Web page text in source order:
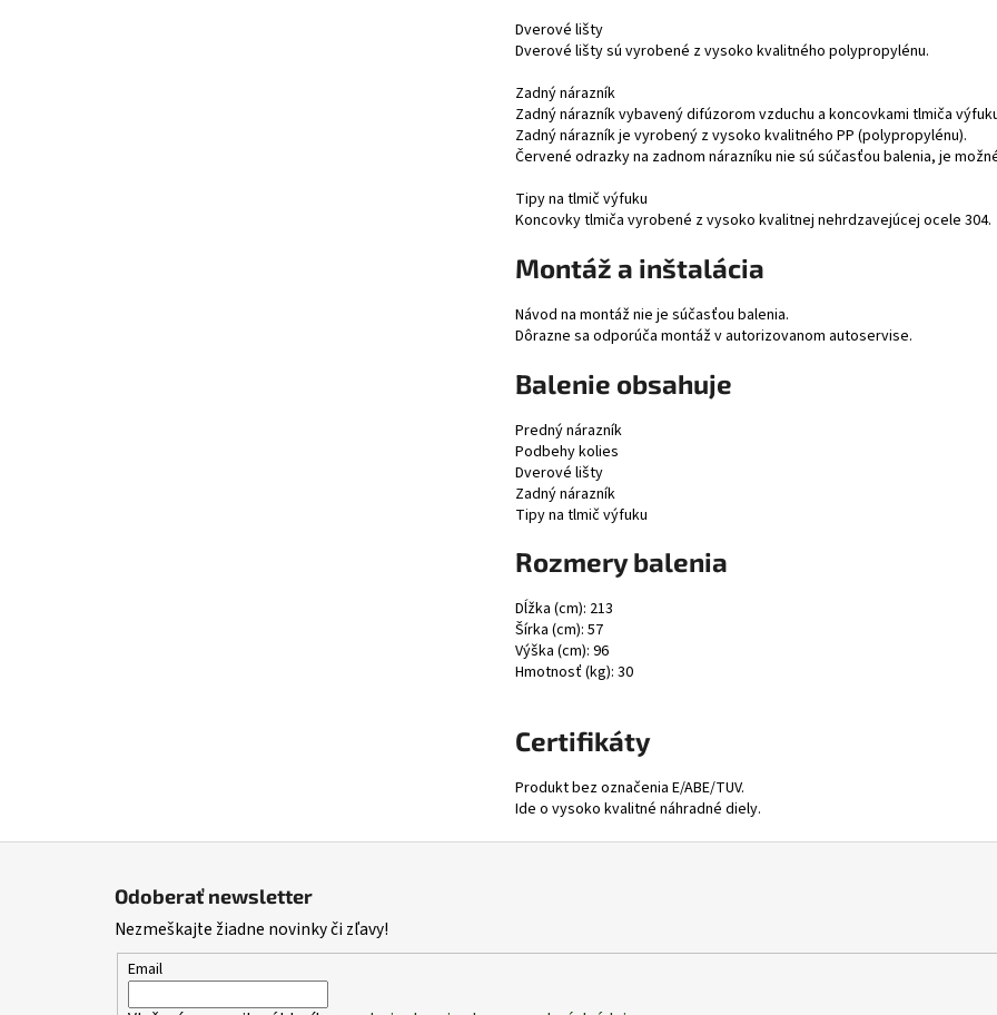
Dverové lišty
Dverové lišty sú vyrobené z vysoko kvalitného polypropylénu.
Zadný nárazník
Zadný nárazník vybavený difúzorom vzduchu a koncovkami tlmiča
Zadný nárazník je vyrobený z vysoko kvalitného PP (polypropylénu).
Červené odrazky na zadnom nárazníku nie sú súčasťou balenia, je
Tipy na tlmič výfuku
Koncovky tlmiča vyrobené z vysoko kvalitnej nehrdzavejúcej ocele 304.
Montáž a inštalácia
Návod na montáž nie je súčasťou balenia.
Dôrazne sa odporúča montáž v autorizovanom autoservise.
Balenie obsahuje
Predný nárazník
Podbehy kolies
Dverové lišty
Zadný nárazník
Tipy na tlmič výfuku
Rozmery balenia
Dĺžka (cm): 213
Šírka (cm): 57
Výška (cm): 96
Hmotnosť (kg): 30
Certifikáty
Produkt bez označenia E/ABE/TUV.
Ide o vysoko kvalitné náhradné diely.
Odoberať newsletter
Nezmeškajte žiadne novinky či zľavy!
Email